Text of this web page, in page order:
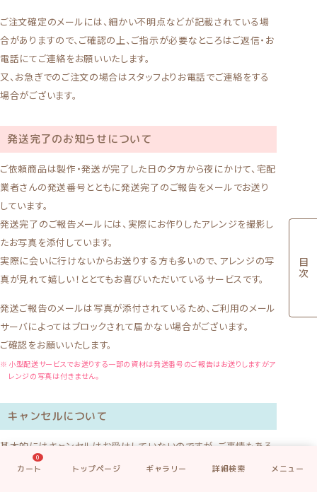
ご注文確定のメールには、細かい不明点などが記載されている場
合がありますので、ご確認の上、ご指示が必要なところはご返信・お
電話にてご連絡をお願いいたします。
又、お急ぎでのご注文の場合はスタッフよりお電話でご連絡をする
場合がございます。
発送完了のお知らせについて
ご依頼商品は製作・発送が完了した日の夕方から夜にかけて、宅配
業者さんの発送番号とともに発送完了のご報告をメールでお送り
しています。
発送完了のご報告メールには、実際にお作りしたアレンジを撮影し
たお写真を添付しています。
実際に会いに行けないからお送りする方も多いので、アレンジの写
真が見れて嬉しい！ととてもお喜びいただいているサービスです。
発送ご報告のメールは写真が添付されているため、ご利用のメール
サーバによってはブロックされて届かない場合がございます。
ご確認をお願いいたします。
小型配送サービスでお送りする一部の資材は発送番号のご報告はお送りしますがア
レンジの写真は付きません。
キャンセルについて
基本的にはキャンセルはお受けしていないのですが、ご事情もある
かと思いますので、
製作着手前のタイミングであればキャンセルは
0